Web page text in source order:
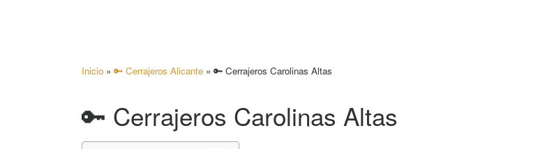
Inicio » 🔑 Cerrajeros Alicante » 🔑 Cerrajeros Carolinas Altas
🔑 Cerrajeros Carolinas Altas